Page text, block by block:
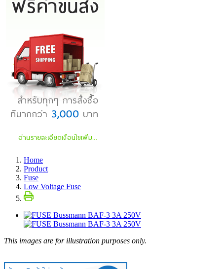
Home
Product
Fuse
Low Voltage Fuse
This images are for illustration purposes only.